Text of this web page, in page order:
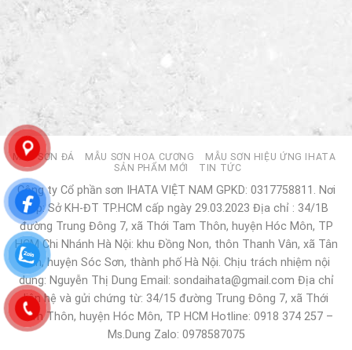
MẪU SƠN ĐÁ MẪU SƠN HOA CƯƠNG
MẪU SƠN HIỆU ỨNG IHATA
SẢN PHẨM MỚI
TIN TỨC
Công ty Cổ phần sơn IHATA VIỆT NAM GPKD: 0317758811. Nơi
cấp: Sở KH-ĐT TP.HCM cấp ngày 29.03.2023 Địa chỉ : 34/1B
đường Trung Đông 7, xã Thới Tam Thôn, huyện Hóc Môn, TP
HCM Chi Nhánh Hà Nội: khu Đồng Non, thôn Thanh Vân, xã Tân
Dân, huyện Sóc Sơn, thành phố Hà Nội. Chịu trách nhiệm nội
dung: Nguyễn Thị Dung Email: sondaihata@gmail.com Địa chỉ
liên hệ và gửi chứng từ: 34/15 đường Trung Đông 7, xã Thới
Tam Thôn, huyện Hóc Môn, TP HCM Hotline: 0918 374 257 –
Ms.Dung Zalo: 0978587075